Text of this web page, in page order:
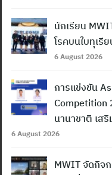
นักเรียน
โรคบนใบทุเรี
6 August 2026
การแข่งขัน
Competition
นานาชาติ เส
6 August 2026
MWIT จัดกิจ